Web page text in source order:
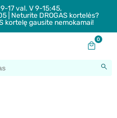
17 val. V 9-15:45,
| Neturite DROGAS kortelės?
kortelę gausite nemokamai!
0